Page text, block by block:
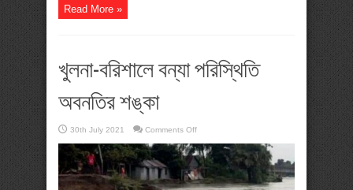
Read More »
খুলনা-বরিশালে বন্যা পরিস্থিতি
অবনতির শঙ্কা
30th July 2021 Comments Offon
বরিশালে
বন্যা
পরিস্থিতি
অবনতির
শঙ্কা